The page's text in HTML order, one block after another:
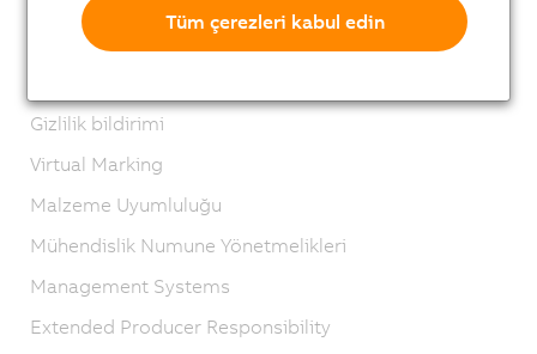
Gizlilik bildirimi
Virtual Marking
Malzeme Uyumluluğu
Mühendislik Numune Yönetmelikleri
Management Systems
Extended Producer Responsibility
Tüm çerezleri kabul edin